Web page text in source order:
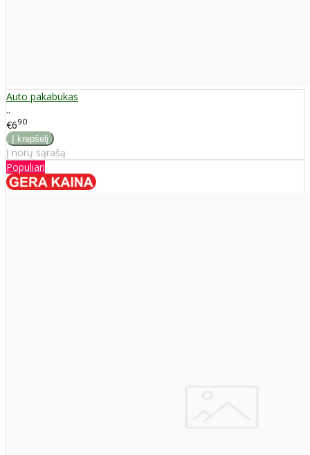
Auto pakabukas
..
€690
Į norų sąrašą
Populiari